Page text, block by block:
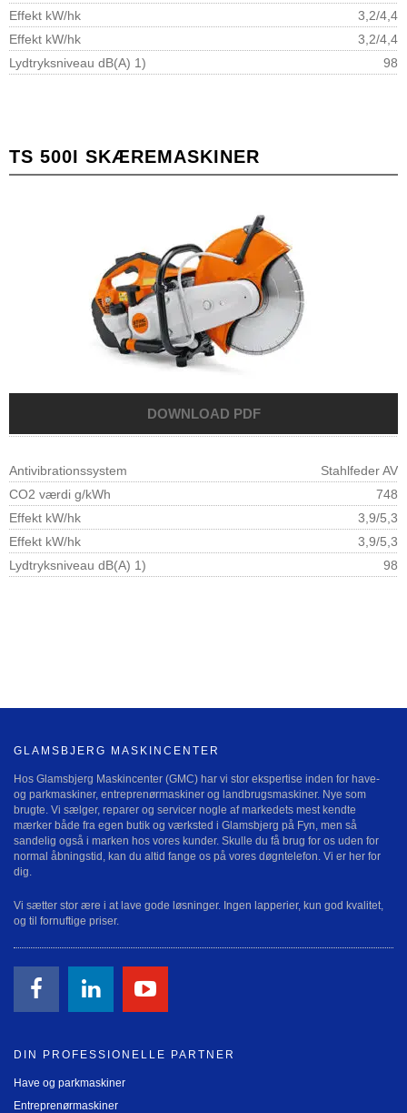
Effekt kW/hk
3,2/4,4
Effekt kW/hk
3,2/4,4
Lydtryksniveau dB(A) 1)
98
TS 500I SKÆREMASKINER
Antivibrationssystem
Stahlfeder AV
CO2 værdi g/kWh
748
Effekt kW/hk
3,9/5,3
Effekt kW/hk
3,9/5,3
Lydtryksniveau dB(A) 1)
98
GLAMSBJERG MASKINCENTER
Hos Glamsbjerg Maskincenter (GMC) har vi stor ekspertise inden for have-
og parkmaskiner, entreprenørmaskiner og landbrugsmaskiner. Nye som
brugte. Vi sælger, reparer og servicer nogle af markedets mest kendte
mærker både fra egen butik og værksted i Glamsbjerg på Fyn, men så
sandelig også i marken hos vores kunder. Skulle du få brug for os uden for
normal åbningstid, kan du altid fange os på vores døgntelefon. Vi er her for
dig.
Vi sætter stor ære i at lave gode løsninger. Ingen lapperier, kun god kvalitet,
og til fornuftige priser.
DIN PROFESSIONELLE PARTNER
Have og parkmaskiner
Entreprenørmaskiner